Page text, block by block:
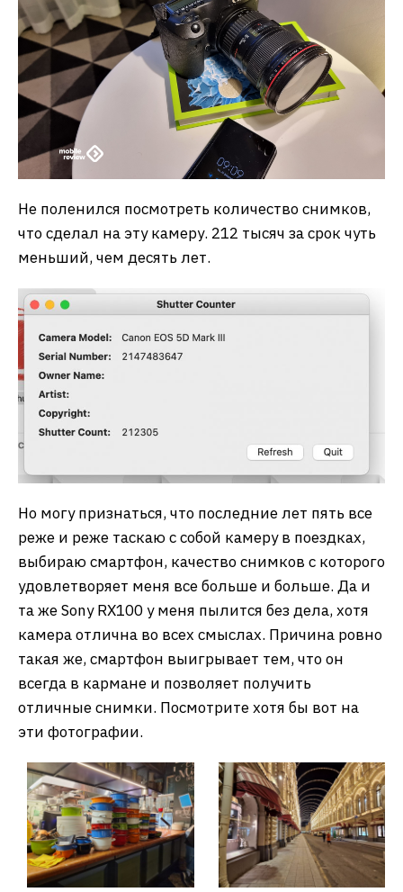
Не поленился посмотреть количество снимков,
что сделал на эту камеру. 212 тысяч за срок чуть
меньший, чем десять лет.
Но могу признаться, что последние лет пять все
реже и реже таскаю с собой камеру в поездках,
выбираю смартфон, качество снимков с которого
удовлетворяет меня все больше и больше. Да и
та же Sony RX100 у меня пылится без дела, хотя
камера отлична во всех смыслах. Причина ровно
такая же, смартфон выигрывает тем, что он
всегда в кармане и позволяет получить
отличные снимки. Посмотрите хотя бы вот на
эти фотографии.